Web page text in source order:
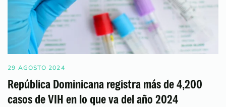
29 AGOSTO 2024
República Dominicana registra más de 4,200
casos de VIH en lo que va del año 2024